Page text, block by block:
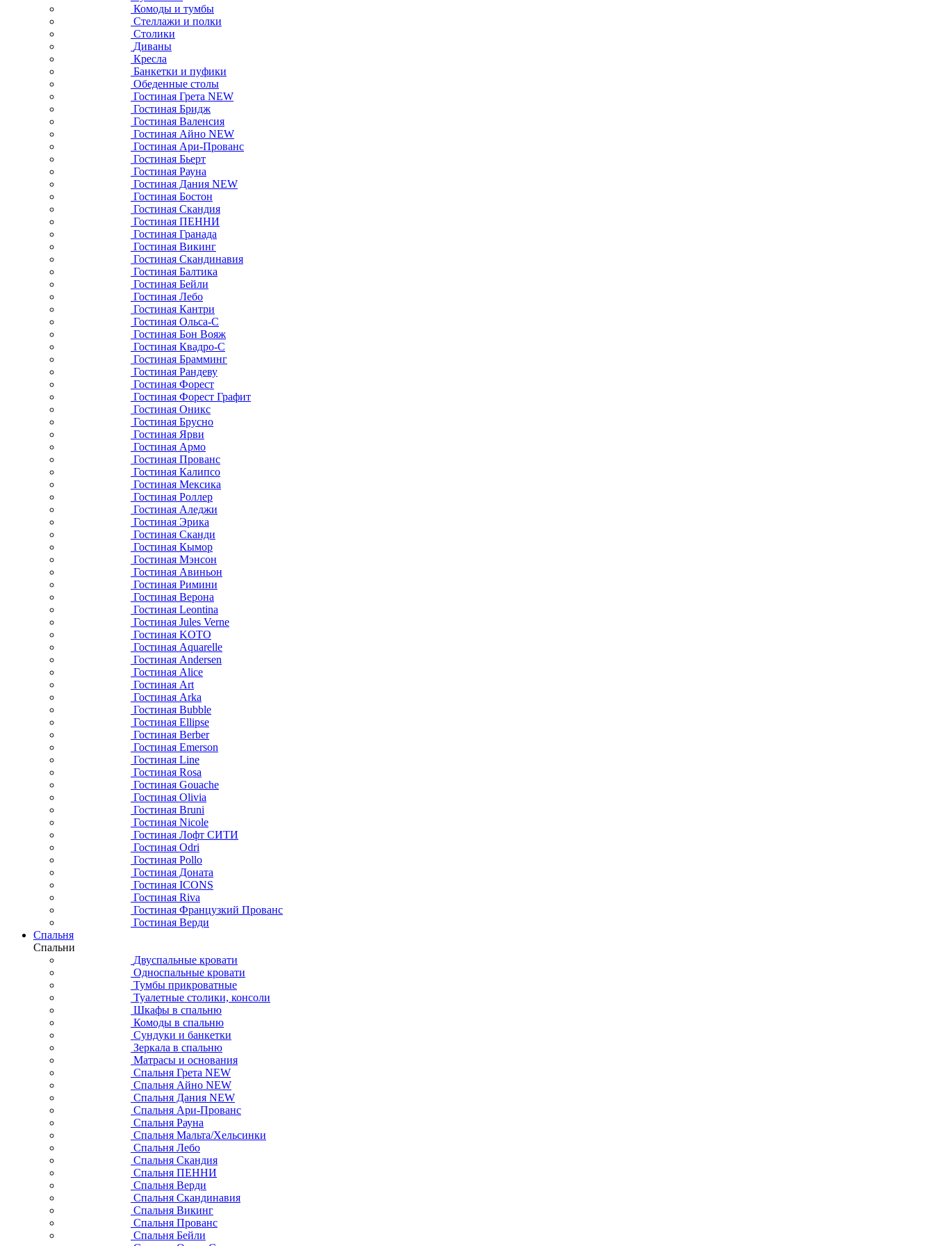
Комоды и тумбы
Стеллажи и полки
Столики
Диваны
Кресла
Банкетки и пуфики
Обеденные столы
Гостиная Грета NEW
Гостиная Бридж
Гостиная Валенсия
Гостиная Айно NEW
Гостиная Ари-Прованс
Гостиная Бьерт
Гостиная Рауна
Гостиная Дания NEW
Гостиная Бостон
Гостиная Скандия
Гостиная ПЕННИ
Гостиная Гранада
Гостиная Викинг
Гостиная Скандинавия
Гостиная Балтика
Гостиная Бейли
Гостиная Лебо
Гостиная Кантри
Гостиная Ольса-С
Гостиная Бон Вояж
Гостиная Квадро-С
Гостиная Брамминг
Гостиная Рандеву
Гостиная Форест
Гостиная Форест Графит
Гостиная Оникс
Гостиная Брусно
Гостиная Ярви
Гостиная Армо
Гостиная Прованс
Гостиная Калипсо
Гостиная Мексика
Гостиная Роллер
Гостиная Аледжи
Гостиная Эрика
Гостиная Сканди
Гостиная Кымор
Гостиная Мэнсон
Гостиная Авиньон
Гостиная Римини
Гостиная Верона
Гостиная Leontina
Гостиная Jules Verne
Гостиная KOTO
Гостиная Aquarelle
Гостиная Andersen
Гостиная Alice
Гостиная Art
Гостиная Arka
Гостиная Bubble
Гостиная Ellipse
Гостиная Berber
Гостиная Emerson
Гостиная Line
Гостиная Rosa
Гостиная Gouache
Гостиная Olivia
Гостиная Bruni
Гостиная Nicole
Гостиная Лофт СИТИ
Гостиная Odri
Гостиная Pollo
Гостиная Доната
Гостиная ICONS
Гостиная Riva
Гостиная Французкий Прованс
Гостиная Верди
Спальня
Спальни
Двуспальные кровати
Односпальные кровати
Тумбы прикроватные
Туалетные столики, консоли
Шкафы в спальню
Комоды в спальню
Сундуки и банкетки
Зеркала в спальню
Матрасы и основания
Спальня Грета NEW
Спальня Айно NEW
Спальня Дания NEW
Спальня Ари-Прованс
Спальня Рауна
Спальня Мальта/Хельсинки
Спальня Лебо
Спальня Скандия
Спальня ПЕННИ
Спальня Верди
Спальня Скандинавия
Спальня Викинг
Спальня Прованс
Спальня Бейли